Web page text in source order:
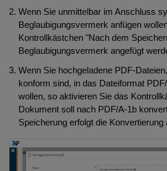
Wenn Sie unmittelbar im Anschluss
Beglaubigungsvermerk anfügen
Kontrollkästchen "Nach dem
Beglaubigungsvermerk angefügt
Wenn Sie hochgeladene PDF-
konform sind, in das Dateiformat
wollen, so aktivieren Sie das
Dokument soll nach PDF/A-1b
Speicherung erfolgt die Konvertierung